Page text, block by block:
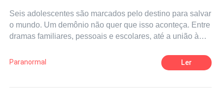
Seis adolescentes são marcados pelo destino para salvar
o mundo. Um demônio não quer que isso aconteça. Entre
dramas familiares, pessoais e escolares, até a união à
deverão resistir e lutar com tudo e contra todos!
Paranormal Ler